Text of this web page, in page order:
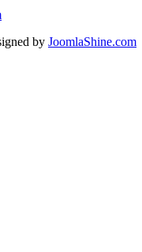
by JoomlaShine.com